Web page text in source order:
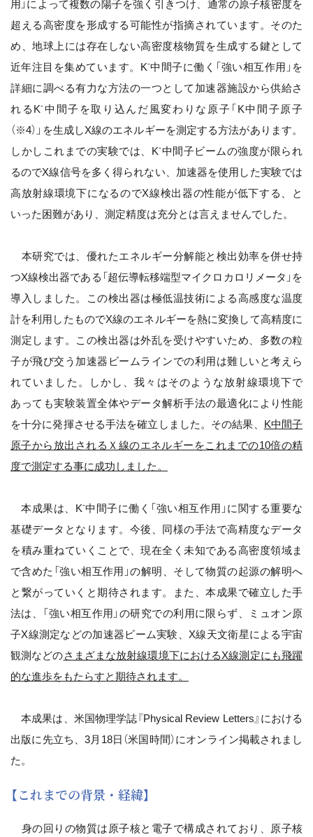
用」によって複数の陽子を強く引きつけ、通常の原子核密度を
超える高密度を形成する可能性が指摘されています。そのた
め、地球上には存在しない高密度核物質を生成する鍵として
近年注目を集めています。K-中間子に働く「強い相互作用」を
詳細に調べる有力な方法の一つとして加速器施設から供給さ
れるK-中間子を取り込んだ風変わりな原子「K中間子原子
（※4）」を生成しX線のエネルギーを測定する方法があります。
しかしこれまでの実験では、K-中間子ビームの強度が限られ
るのでX線信号を多く得られない、加速器を使用した実験では
高放射線環境下になるのでX線検出器の性能が低下する、と
いった困難があり、測定精度は充分とは言えませんでした。
本研究では、優れたエネルギー分解能と検出効率を併せ持
つX線検出器である「超伝導転移端型マイクロカロリメータ」を
導入しました。この検出器は極低温技術による高感度な温度
計を利用したものでX線のエネルギーを熱に変換して高精度に
測定します。この検出器は外乱を受けやすいため、多数の粒
子が飛び交う加速器ビームラインでの利用は難しいと考えら
れていました。しかし、我々はそのような放射線環境下で
あっても実験装置全体やデータ解析手法の最適化により性能
を十分に発揮させる手法を確立しました。その結果、 K中間子
原子から放出されるＸ線のエネルギーをこれまでの10倍の精
度で測定する事に成功しました。
本成果は、K-中間子に働く「強い相互作用」に関する重要な
基礎データとなります。今後、同様の手法で高精度なデータ
を積み重ねていくことで、現在全く未知である高密度領域ま
で含めた「強い相互作用」の解明、そして物質の起源の解明へ
と繋がっていくと期待されます。また、本成果で確立した手
法は、「強い相互作用」の研究での利用に限らず、ミュオン原
子X線測定などの加速器ビーム実験、X線天文衛星による宇宙
観測などのさまざまな放射線環境下におけるX線測定にも飛躍
的な進歩をもたらすと期待されます。
本成果は、米国物理学誌『Physical Review Letters』における
出版に先立ち、3月18日（米国時間）にオンライン掲載されまし
た。
【これまでの背景・経緯】
身の回りの物質は原子核と電子で構成されており、原子核